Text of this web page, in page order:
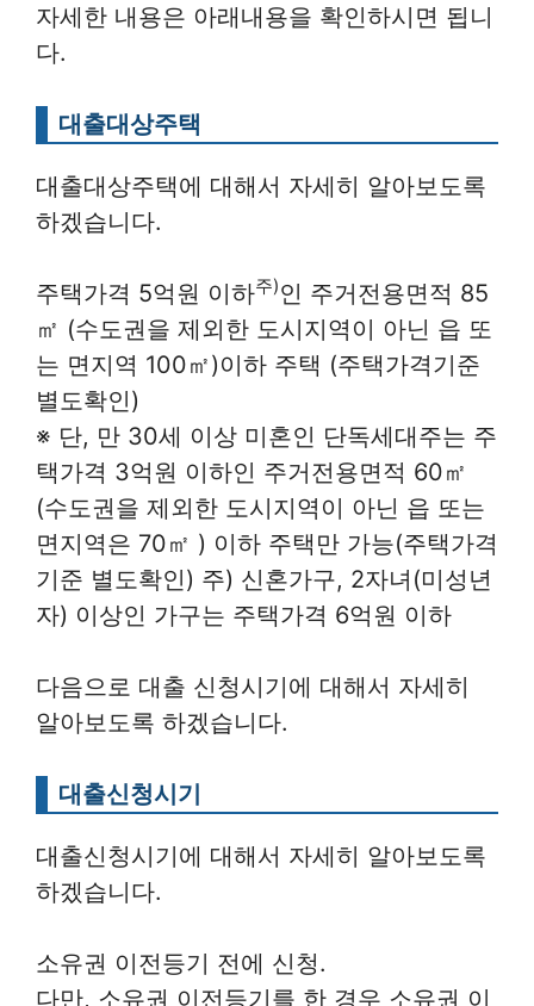
자세한 내용은 아래내용을 확인하시면 됩니
다.
대출대상주택
대출대상주택에 대해서 자세히 알아보도록
하겠습니다.
주택가격 5억원 이하주)인 주거전용면적 85
㎡ (수도권을 제외한 도시지역이 아닌 읍 또
는 면지역 100㎡)이하 주택 (주택가격기준
별도확인)
※ 단, 만 30세 이상 미혼인 단독세대주는 주
택가격 3억원 이하인 주거전용면적 60㎡
(수도권을 제외한 도시지역이 아닌 읍 또는
면지역은 70㎡ ) 이하 주택만 가능(주택가격
기준 별도확인) 주) 신혼가구, 2자녀(미성년
자) 이상인 가구는 주택가격 6억원 이하
다음으로 대출 신청시기에 대해서 자세히
알아보도록 하겠습니다.
대출신청시기
대출신청시기에 대해서 자세히 알아보도록
하겠습니다.
소유권 이전등기 전에 신청.
다만, 소유권 이전등기를 한 경우 소유권 이